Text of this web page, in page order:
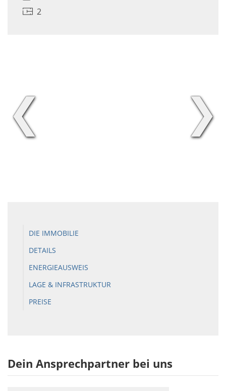
2
❮ ❯
DIE IMMOBILIE
DETAILS
ENERGIEAUSWEIS
LAGE & INFRASTRUKTUR
PREISE
Dein Ansprechpartner bei uns